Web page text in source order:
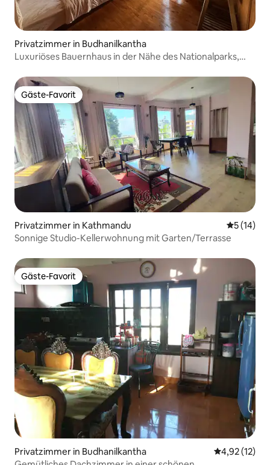
Privatzimmer in Budhanilkantha
Luxuriöses Bauernhaus in der Nähe des Nationalparks,
Gäste-Favorit
Gäste-Favorit
Privatzimmer in Kathmandu
5 (14)
Sonnige Studio-Kellerwohnung mit Garten/Terrasse
Gäste-Favorit
Gäste-Favorit
Privatzimmer in Budhanilkantha
4,92 (12)